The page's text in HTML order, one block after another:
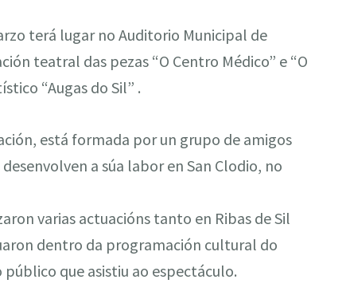
terá lugar no Auditorio Municipal de
teatral das pezas “O Centro Médico” e “O
“Augas do Sil” .
está formada por un grupo de amigos
a súa labor en San Clodio, no
varias actuacións tanto en Ribas de Sil
dentro da programación cultural do
que asistiu ao espectáculo.